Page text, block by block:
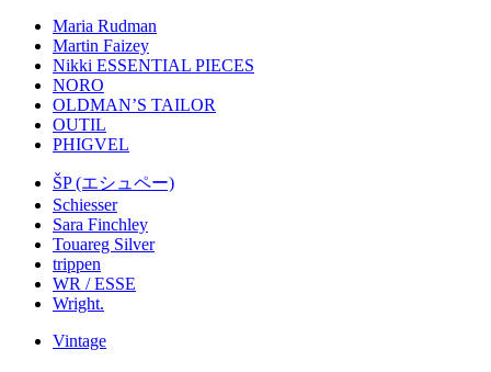
Maria Rudman
Martin Faizey
Nikki ESSENTIAL PIECES
NORO
OLDMAN’S TAILOR
OUTIL
PHIGVEL
ŠP (エシュペー)
Schiesser
Sara Finchley
Touareg Silver
trippen
WR / ESSE
Wright.
Vintage